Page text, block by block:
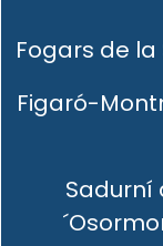
Fogars de la
Figaró-
Sadurní